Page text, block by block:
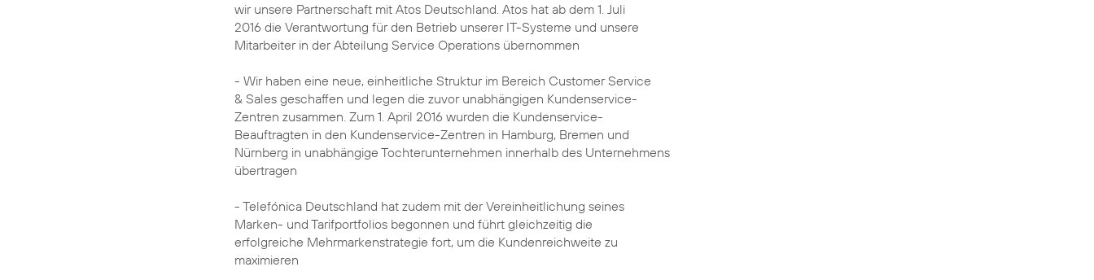
wir unsere Partnerschaft mit Atos Deutschland. Atos hat ab dem 1. Juli
2016 die Verantwortung für den Betrieb unserer IT-Systeme und unsere
Mitarbeiter in der Abteilung Service Operations übernommen
- Wir haben eine neue, einheitliche Struktur im Bereich Customer Service
& Sales geschaffen und legen die zuvor unabhängigen Kundenservice-
Zentren zusammen. Zum 1. April 2016 wurden die Kundenservice-
Beauftragten in den Kundenservice-Zentren in Hamburg, Bremen und
Nürnberg in unabhängige Tochterunternehmen innerhalb des Unternehmens
übertragen
- Telefónica Deutschland hat zudem mit der Vereinheitlichung seines
Marken- und Tarifportfolios begonnen und führt gleichzeitig die
erfolgreiche Mehrmarkenstrategie fort, um die Kundenreichweite zu
maximieren